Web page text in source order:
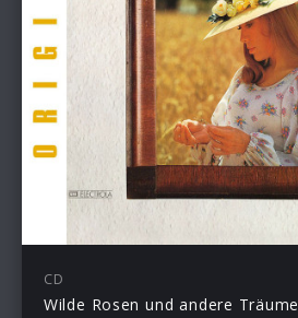
CD
Wilde Rosen und andere